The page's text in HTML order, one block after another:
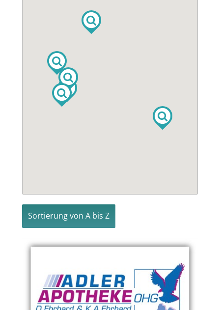
Sortierung von A bis Z